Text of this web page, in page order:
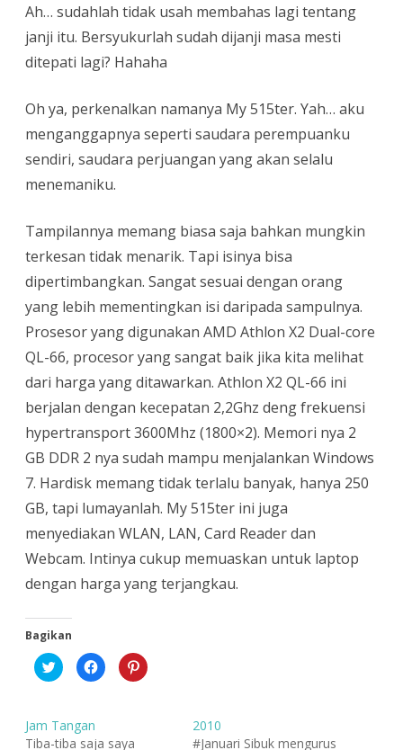
Ah… sudahlah tidak usah membahas lagi tentang
janji itu. Bersyukurlah sudah dijanji masa mesti
ditepati lagi? Hahaha
Oh ya, perkenalkan namanya My 515ter. Yah… aku
menganggapnya seperti saudara perempuanku
sendiri, saudara perjuangan yang akan selalu
menemaniku.
Tampilannya memang biasa saja bahkan mungkin
terkesan tidak menarik. Tapi isinya bisa
dipertimbangkan. Sangat sesuai dengan orang
yang lebih mementingkan isi daripada sampulnya.
Prosesor yang digunakan AMD Athlon X2 Dual-core
QL-66, procesor yang sangat baik jika kita melihat
dari harga yang ditawarkan. Athlon X2 QL-66 ini
berjalan dengan kecepatan 2,2Ghz deng frekuensi
hypertransport 3600Mhz (1800×2). Memori nya 2
GB DDR 2 nya sudah mampu menjalankan Windows
7. Hardisk memang tidak terlalu banyak, hanya 250
GB, tapi lumayanlah. My 515ter ini juga
menyediakan WLAN, LAN, Card Reader dan
Webcam. Intinya cukup memuaskan untuk laptop
dengan harga yang terjangkau.
Bagikan
K
l
n
t
u
K
l
u
K
l
Jam Tangan
Tiba-tiba saja saya
2010
#Januari Sibuk mengurus